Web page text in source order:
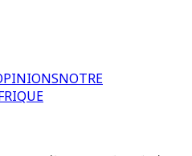
NOTRE